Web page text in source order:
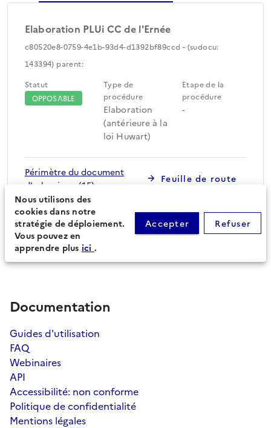
Elaboration PLUi CC de l'Ernée
c80520e8-0759-4e1b-93d4-d1392bf89ccd - (sudocu:
143394) parent:
Statut
OPPOSABLE
Type de
procédure
Elaboration
(antérieure à la
loi Huwart)
Etape de la
procédure
-
Périmètre du document
d'urbanisme (15)
Feuille de route
Procédures secondaires
Documentation
Guides d'utilisation
FAQ
Webinaires
API
Accessibilité: non conforme
Politique de confidentialité
Mentions légales
Nous utilisons des
cookies dans notre
stratégie de déploiement.
Vous pouvez en
apprendre plus ici .
Accepter Refuser